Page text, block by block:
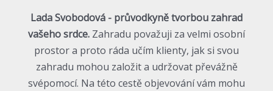
Lada Svobodová - průvodkyně tvorbou zahrad
vašeho srdce. Zahradu považuji za velmi osobní
prostor a proto ráda učím klienty, jak si svou
zahradu mohou založit a udržovat převážně
svépomocí. Na této cestě objevování vám mohu